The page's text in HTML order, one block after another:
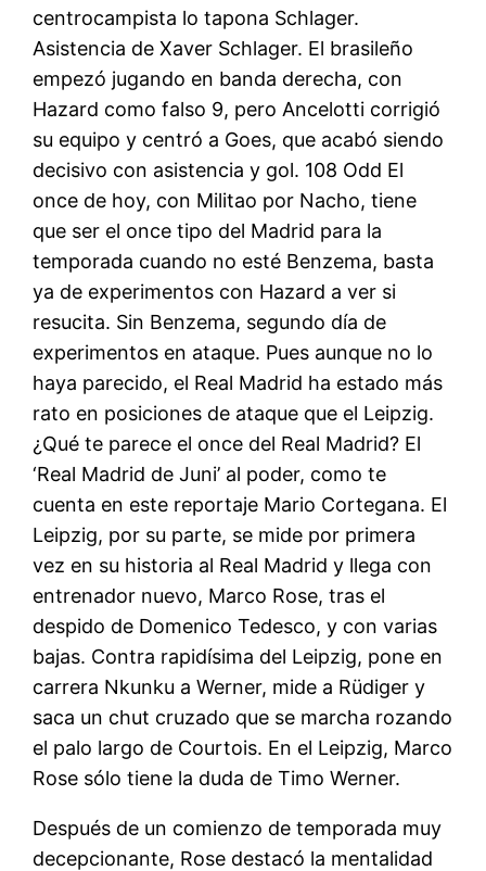
centrocampista lo tapona Schlager.
Asistencia de Xaver Schlager. El brasileño
empezó jugando en banda derecha, con
Hazard como falso 9, pero Ancelotti corrigió
su equipo y centró a Goes, que acabó siendo
decisivo con asistencia y gol. 108 Odd El
once de hoy, con Militao por Nacho, tiene
que ser el once tipo del Madrid para la
temporada cuando no esté Benzema, basta
ya de experimentos con Hazard a ver si
resucita. Sin Benzema, segundo día de
experimentos en ataque. Pues aunque no lo
haya parecido, el Real Madrid ha estado más
rato en posiciones de ataque que el Leipzig.
¿Qué te parece el once del Real Madrid? El
‘Real Madrid de Juni’ al poder, como te
cuenta en este reportaje Mario Cortegana. El
Leipzig, por su parte, se mide por primera
vez en su historia al Real Madrid y llega con
entrenador nuevo, Marco Rose, tras el
despido de Domenico Tedesco, y con varias
bajas. Contra rapidísima del Leipzig, pone en
carrera Nkunku a Werner, mide a Rüdiger y
saca un chut cruzado que se marcha rozando
el palo largo de Courtois. En el Leipzig, Marco
Rose sólo tiene la duda de Timo Werner.
Después de un comienzo de temporada muy
decepcionante, Rose destacó la mentalidad